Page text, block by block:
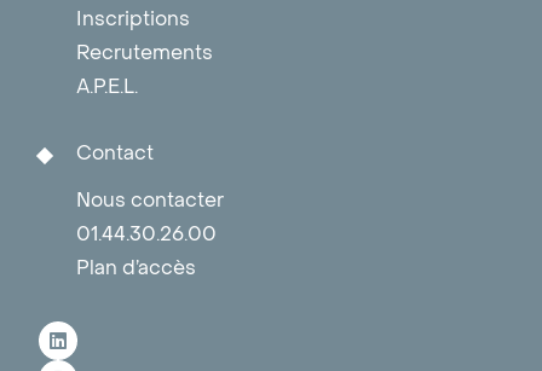
Inscriptions
Recrutements
A.P.E.L.
Contact
Nous contacter
01.44.30.26.00
Plan d’accès